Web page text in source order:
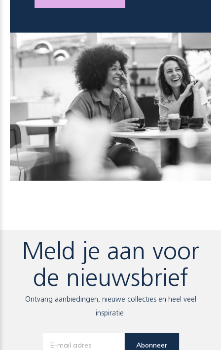
Meld je aan voor
de nieuwsbrief
Ontvang aanbiedingen, nieuwe collecties en heel veel
inspiratie.
Abonneer